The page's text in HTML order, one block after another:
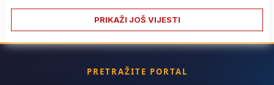
PRIKAŽI JOŠ VIJESTI
PRETRAŽITE PORTAL